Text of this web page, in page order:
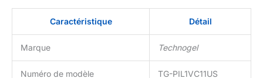
soutien du cou sur
mesure, tandis que sa
fermeté assure un angle
confortable et soulage la
pression pour votre tête.
Répartition de la pression
Caractéristique Détail
Marque Technogel
Numéro de modèle TG-PIL1VC11US